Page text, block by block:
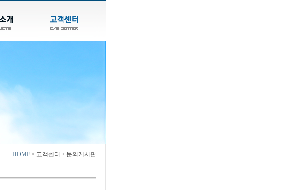
HOME > 고객센터 > 문의게시판